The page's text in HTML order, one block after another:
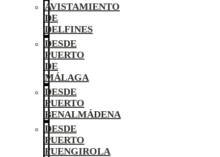
AVISTAMIENTO
DE
DELFINES
DESDE
PUERTO
DE
MÁLAGA
DESDE
PUERTO
BENALMÁDENA
DESDE
PUERTO
FUENGIROLA